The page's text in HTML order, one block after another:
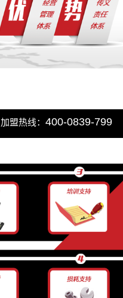
加盟热线：400-0839-799